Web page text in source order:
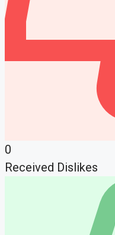
0
Received Dislikes